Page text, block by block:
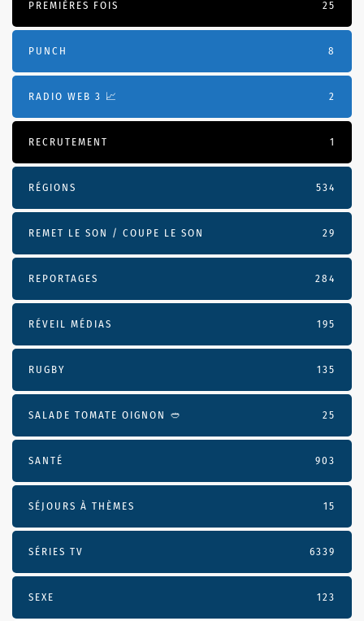
PREMIÈRES FOIS 25
PUNCH 8
RADIO WEB 3 📈 2
RECRUTEMENT 1
RÉGIONS 534
REMET LE SON / COUPE LE SON 29
REPORTAGES 284
RÉVEIL MÉDIAS 195
RUGBY 135
SALADE TOMATE OIGNON 🥙 25
SANTÉ 903
SÉJOURS À THÈMES 15
SÉRIES TV 6339
SEXE 123